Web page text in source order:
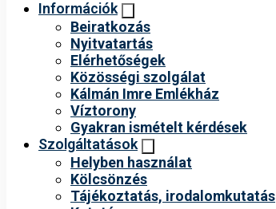
Információk
Beiratkozás
Nyitvatartás
Elérhetőségek
Közösségi szolgálat
Kálmán Imre Emlékház
Víztorony
Gyakran ismételt kérdések
Szolgáltatások
Helyben használat
Kölcsönzés
Tájékoztatás, irodalomkutatás